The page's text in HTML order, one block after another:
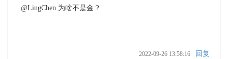
@LingChen 为啥不是金？
2022-09-26 13:58:16 回复